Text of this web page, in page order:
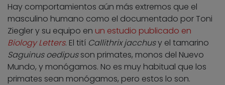
Hay comportamientos aún más extremos que el
masculino humano como el documentado por Toni
Ziegler y su equipo en un estudio publicado en
Biology Letters. El tití Callithrix jacchusy el tamarino
Saguinus oedipusson primates, monos del Nuevo
Mundo, y monógamos. No es muy habitual que los
primates sean monógamos, pero estos lo son.